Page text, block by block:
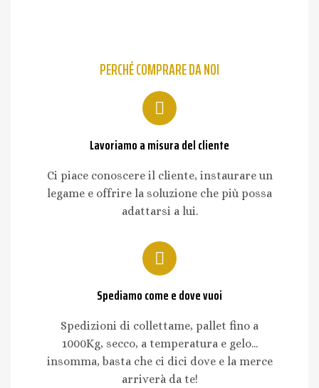
PERCHÉ COMPRARE DA NOI
Lavoriamo a misura del cliente
Ci piace conoscere il cliente, instaurare un
legame e offrire la soluzione che più possa
adattarsi a lui.
Spediamo come e dove vuoi
Spedizioni di collettame, pallet fino a
1000Kg, secco, a temperatura e gelo...
insomma, basta che ci dici dove e la merce
arriverà da te!